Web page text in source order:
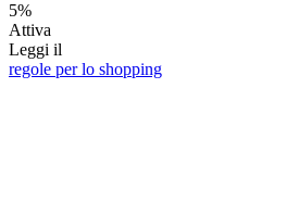
5%
Attiva
Leggi il
regole per lo shopping